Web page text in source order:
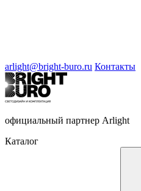
arlight@bright-buro.ru Контакты
официальный партнер Arlight
Каталог